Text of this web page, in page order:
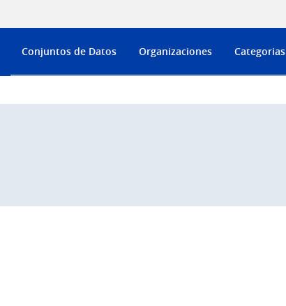
Conjuntos de Datos Organizaciones Categorias